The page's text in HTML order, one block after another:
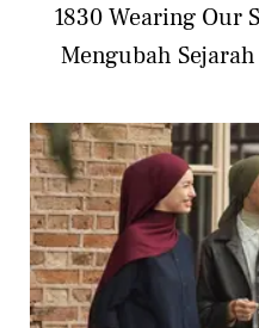
1830 Wearing Our
Mengubah